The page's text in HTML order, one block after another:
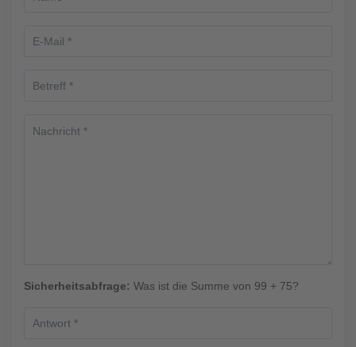
Sicherheitsabfrage: Was ist die Summe von 99 + 75?